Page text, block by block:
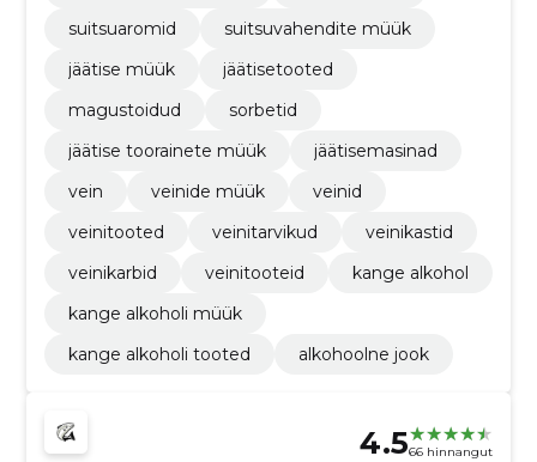
suitsuaromid
suitsuvahendite müük
jäätise müük
jäätisetooted
magustoidud
sorbetid
jäätise toorainete müük
jäätisemasinad
vein
veinide müük
veinid
veinitooted
veinitarvikud
veinikastid
veinikarbid
veinitooteid
kange alkohol
kange alkoholi müük
kange alkoholi tooted
alkohoolne jook
4.566 hinnangut